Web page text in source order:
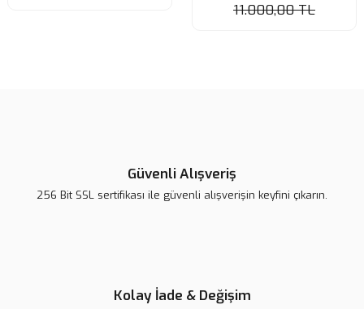
11.000,00 TL
Güvenli Alışveriş
256 Bit SSL sertifikası ile güvenli alışverişin keyfini çıkarın.
Kolay İade & Değişim